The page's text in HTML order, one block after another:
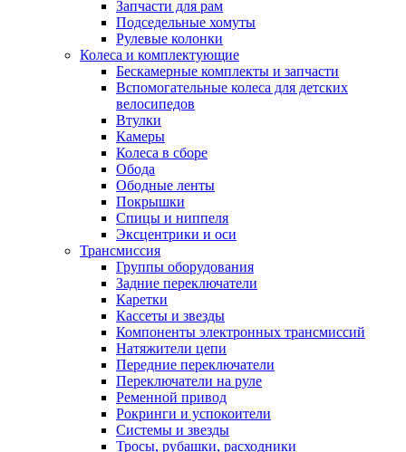
Запчасти для рам
Подседельные хомуты
Рулевые колонки
Колеса и комплектующие
Бескамерные комплекты и запчасти
Вспомогательные колеса для детских
велосипедов
Втулки
Камеры
Колеса в сборе
Обода
Ободные ленты
Покрышки
Спицы и ниппеля
Эксцентрики и оси
Трансмиссия
Группы оборудования
Задние переключатели
Каретки
Кассеты и звезды
Компоненты электронных трансмиссий
Натяжители цепи
Передние переключатели
Переключатели на руле
Ременной привод
Рокринги и успокоители
Системы и звезды
Тросы, рубашки, расходники